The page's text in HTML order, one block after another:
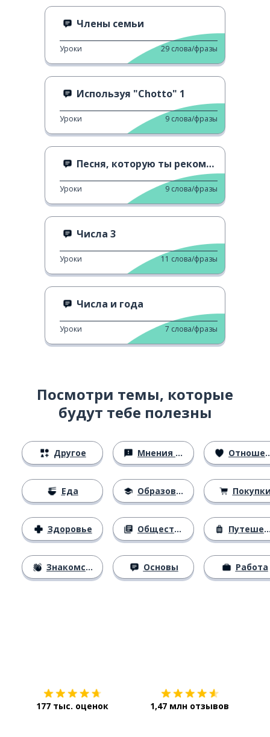
Члены семьи
Уроки 29 слова/фразы
Используя "Chotto" 1
Уроки 9 слова/фразы
Песня, которую ты рекомендовал!
Уроки 9 слова/фразы
Числа 3
Уроки 11 слова/фразы
Числа и года
Уроки 7 слова/фразы
Посмотри темы, которые
будут тебе полезны
Другое
Еда
Здоровье
Знакомство
Мнения и убеждения
Образование
Общество
Основы
Отношения
Путешествия
Работа
177 тыс. оценок 1,47 млн отзывов